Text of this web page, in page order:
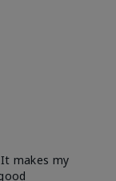
makes my